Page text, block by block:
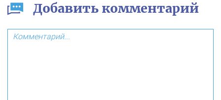
Добавить комментарий